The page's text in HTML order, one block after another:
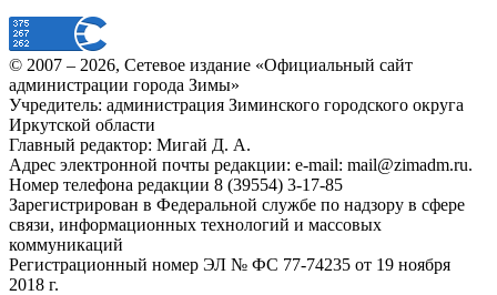
© 2007 – 2026, Сетевое издание «Официальный сайт
администрации города Зимы»
Учредитель: администрация Зиминского городского округа
Иркутской области
Главный редактор: Мигай Д. А.
Адрес электронной почты редакции: e-mail: mail@zimadm.ru.
Номер телефона редакции 8 (39554) 3-17-85
Зарегистрирован в Федеральной службе по надзору в сфере
связи, информационных технологий и массовых
коммуникаций
Регистрационный номер ЭЛ № ФС 77-74235 от 19 ноября
2018 г.